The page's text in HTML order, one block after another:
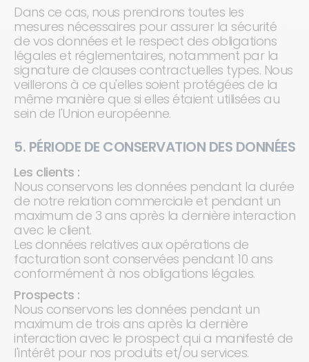
Dans ce cas, nous prendrons toutes les
mesures nécessaires pour assurer la sécurité
de vos données et le respect des obligations
légales et réglementaires, notamment par la
signature de clauses contractuelles types. Nous
veillerons à ce qu'elles soient protégées de la
même manière que si elles étaient utilisées au
sein de l'Union européenne.
5. PÉRIODE DE CONSERVATION DES DONNÉES
Les clients :
Nous conservons les données pendant la durée
de notre relation commerciale et pendant un
maximum de 3 ans après la dernière interaction
avec le client.
Les données relatives aux opérations de
facturation sont conservées pendant 10 ans
conformément à nos obligations légales.
Prospects :
Nous conservons les données pendant un
maximum de trois ans après la dernière
interaction avec le prospect qui a manifesté de
l'intérêt pour nos produits et/ou services.